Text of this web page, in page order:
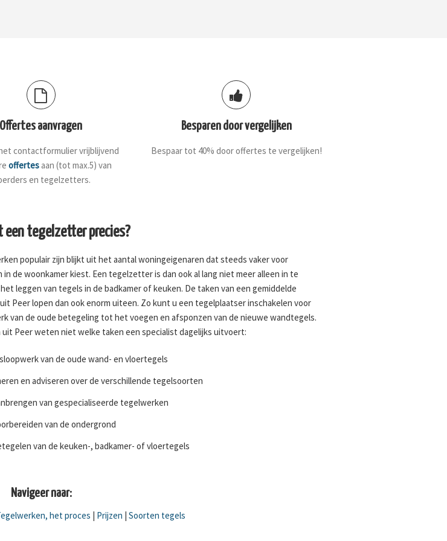
Offertes aanvragen
contactformulier vrijblijvend
offertes aan (tot max.5) van
en tegelzetters.
Besparen door vergelijken
Bespaar tot 40% door offertes te vergelijken!
een tegelzetter precies?
populair zijn blijkt uit het aantal woningeigenaren dat steeds vaker voor
de woonkamer kiest. Een tegelzetter is dan ook al lang niet meer alleen in te
leggen van tegels in de badkamer of keuken. De taken van een gemiddelde
Peer lopen dan ook enorm uiteen. Zo kunt u een tegelplaatser inschakelen voor
van de oude betegeling tot het voegen en afsponzen van de nieuwe wandtegels.
uit Peer weten niet welke taken een specialist dagelijks uitvoert:
van de oude wand- en vloertegels
en adviseren over de verschillende tegelsoorten
van gespecialiseerde tegelwerken
van de ondergrond
van de keuken-, badkamer- of vloertegels
Navigeer naar:
het proces Prijzen Soorten tegels